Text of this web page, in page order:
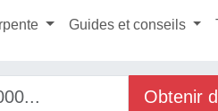
Guides et conseils
Obtenir